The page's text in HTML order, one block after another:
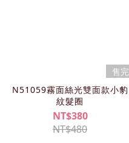
售完
N51059霧面絲光雙面款小豹
紋髮圈
NT$380
NT$480